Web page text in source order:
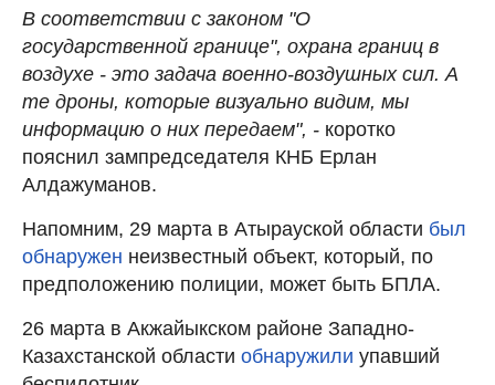
В соответствии с законом "О
государственной границе", охрана границ в
воздухе - это задача военно-воздушных сил. А
те дроны, которые визуально видим, мы
информацию о них передаем", - коротко
пояснил зампредседателя КНБ Ерлан
Алдажуманов.
Напомним, 29 марта в Атырауской области был
обнаружен неизвестный объект, который, по
предположению полиции, может быть БПЛА.
26 марта в Акжайыкском районе Западно-
Казахстанской области обнаружили упавший